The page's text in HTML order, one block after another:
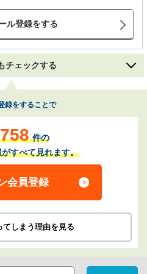
ル登録をする
チェックする
録をすることで
758 件の
すべて見れます。
会員登録
しまう理由を見る